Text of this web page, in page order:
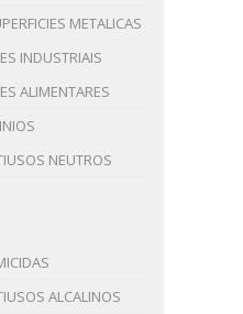
METALICAS
INDUSTRIAIS
ALIMENTARES
NEUTROS
ALCALINOS